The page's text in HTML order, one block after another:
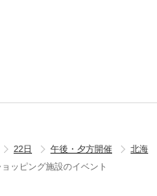
22日 午後・夕方開催
北海
ョッピング施設のイベント